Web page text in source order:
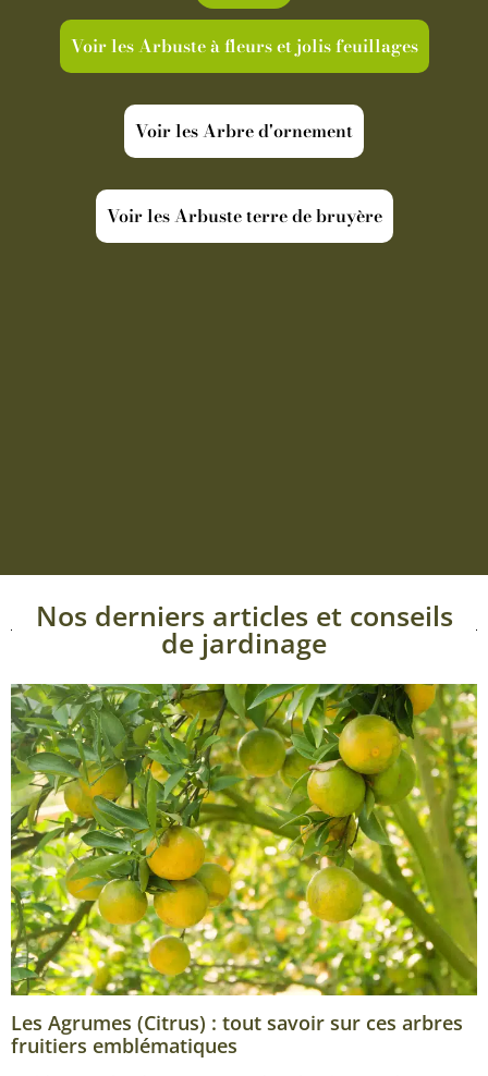
Voir les Arbuste à fleurs et jolis feuillages
Voir les Arbre d'ornement
Voir les Arbuste terre de bruyère
Nos derniers articles et conseils
de jardinage
Les Agrumes (Citrus) : tout savoir sur ces arbres
fruitiers emblématiques